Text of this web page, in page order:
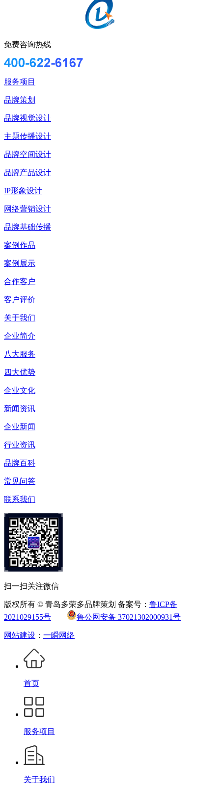
免费咨询热线
服务项目
品牌策划
品牌视觉设计
主题传播设计
品牌空间设计
品牌产品设计
IP形象设计
网络营销设计
品牌基础传播
案例作品
案例展示
合作客户
客户评价
关于我们
企业简介
八大服务
四大优势
企业文化
新闻资讯
企业新闻
行业资讯
品牌百科
常见问答
联系我们
扫一扫关注微信
版权所有 © 青岛多荣多品牌策划 备案号： 鲁ICP备
2021029155号
鲁公网安备 37021302000931号
网站建设 ： 一瞬网络
首页
服务项目
关于我们